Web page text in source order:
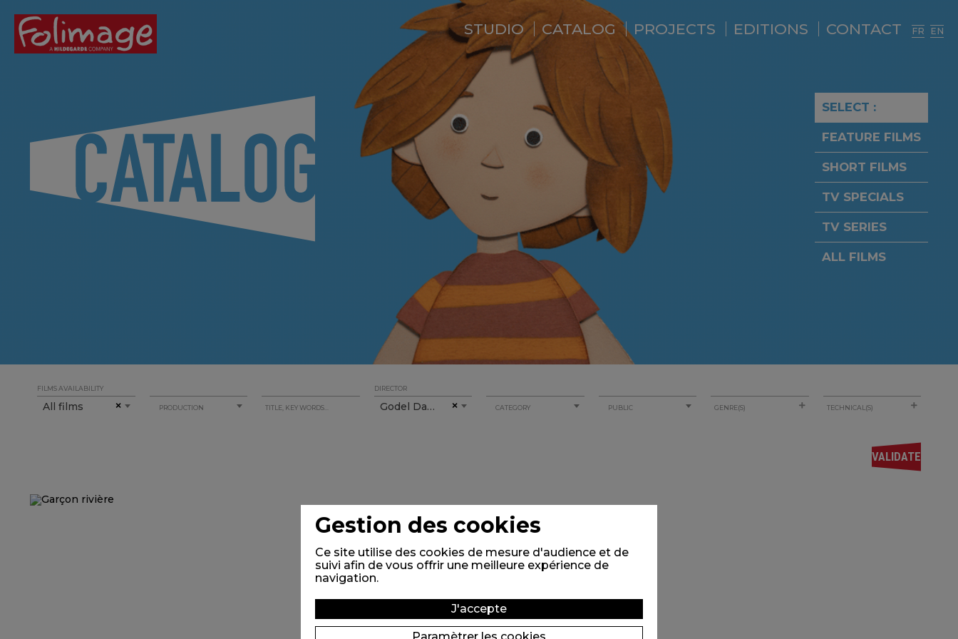
STUDIO
WHO ARE WE ?
NEWS
RESIDENCE
BACKSTAGE
CATALOG PROJECTS EDITIONS CONTACT FR EN
SELECT :
FEATURE FILMS
SHORT FILMS
TV SPECIALS
TV SERIES
ALL FILMS
FILMS AVAILABILITY
×
All films PRODUCTION
DIRECTOR
×
Godel Daniela CATEGORY PUBLIC
Gestion des cookies
Ce site utilise des cookies de mesure d'audience et de
suivi afin de vous offrir une meilleure expérience de
navigation.
J'accepte
Paramètrer les cookies